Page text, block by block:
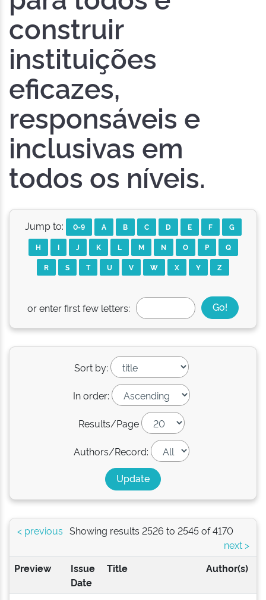
construir
instituições
eficazes,
responsáveis e
inclusivas em
todos os níveis.
Jump to: 0-9 A B C D E F
G
H
I J K L M N O P
Q
R
S T U V W X Y Z
or enter first few letters:
Sort by:
In order:
Results/Page
Authors/Record:
Showing results 2526 to 2545 of 4170
< previous
next >
Preview
Issue
Date
Title Author(s)